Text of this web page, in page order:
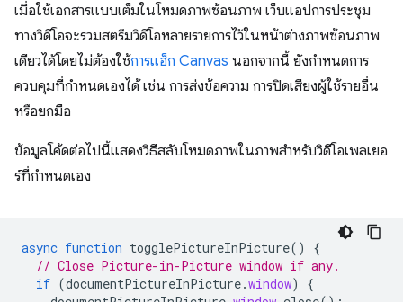
เมื่อใช้เอกสารแบบเต็มในโหมดภาพซ้อนภาพ เว็บแอปการประชุม
ทางวิดีโอจะรวมสตรีมวิดีโอหลายรายการไว้ในหน้าต่างภาพซ้อนภาพ
เดียวได้โดยไม่ต้องใช้การแฮ็ก Canvas นอกจากนี้ ยังกำหนดการ
ควบคุมที่กำหนดเองได้ เช่น การส่งข้อความ การปิดเสียงผู้ใช้รายอื่น
หรือยกมือ
ข้อมูลโค้ดต่อไปนี้แสดงวิธีสลับโหมดภาพในภาพสำหรับวิดีโอเพลเยอ
ร์ที่กำหนดเอง
async function togglePictureInPicture()
{
// Close Picture-in-Picture window if any.
if (documentPictureInPicture.window)
{